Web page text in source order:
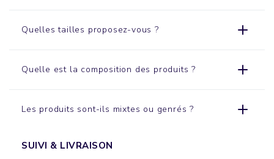
Quelles tailles proposez-vous ?
Quelle est la composition des produits ?
Les produits sont-ils mixtes ou genrés ?
SUIVI & LIVRAISON